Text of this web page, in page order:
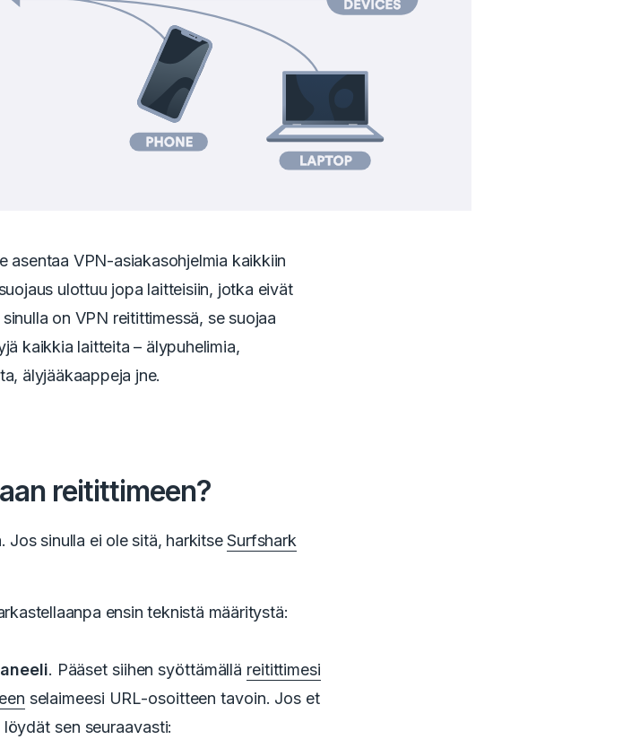
asentaa VPN-asiakasohjelmia kaikkiin
ulottuu jopa laitteisiin, jotka eivät
on VPN reitittimessä, se suojaa
kaikkia laitteita – älypuhelimia,
älyjääkaappeja jne.
reitittimeen?
Jos sinulla ei ole sitä, harkitseSurfshark
ensin teknistä määritystä:
. Pääset siihen syöttämällä reitittimesi
selaimeesi URL-osoitteen tavoin. Jos et
sen seuraavasti: